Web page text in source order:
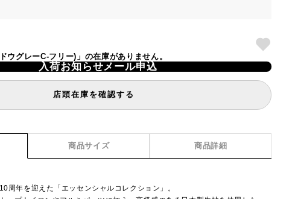
ウグレーC-フリー)」の在庫がありません。
入荷お知らせメール申込
店頭在庫を確認する
商品サイズ 商品詳細
周年を迎えた「エッセンシャルコレクション」。